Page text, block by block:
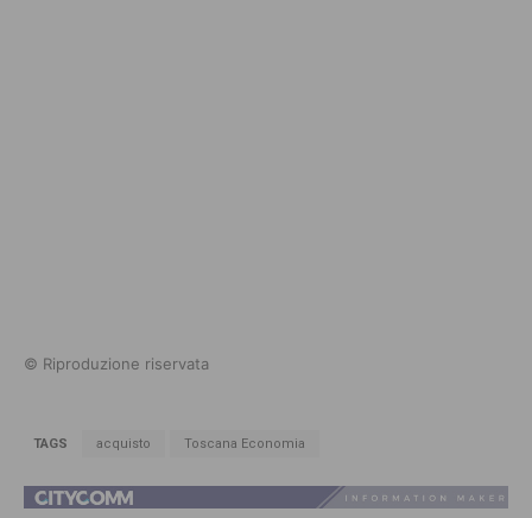
© Riproduzione riservata
TAGS acquisto Toscana Economia